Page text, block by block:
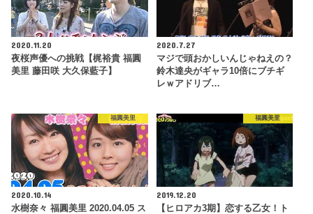
2020.11.20
夜桜声優への挑戦【梶裕貴 福圓
美里 藤田咲 大久保藍子】
2020.7.27
マジで頭おかしいんじゃねえの？
鈴木達央がギャラ10倍にブチギ
レｗアドリブ…
福圓美里
2020.10.14
水樹奈々 福圓美里 2020.04.05 ス
福圓美里
2019.12.20
【ヒロアカ3期】恋する乙女！ト